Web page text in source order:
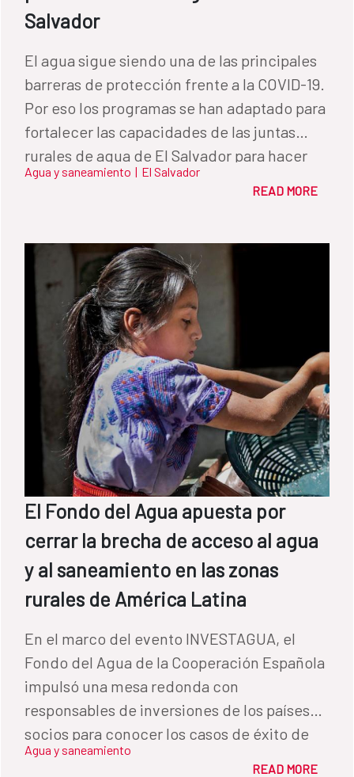
Salvador
El agua sigue siendo una de las principales
barreras de protección frente a la COVID-19.
Por eso los programas se han adaptado para
fortalecer las capacidades de las juntas
rurales de agua de El Salvador para hacer
frente a la pandemia.
Agua y saneamiento | El Salvador
READ MORE
El Fondo del Agua apuesta por
cerrar la brecha de acceso al agua
y al saneamiento en las zonas
rurales de América Latina
En el marco del evento INVESTAGUA, el
Fondo del Agua de la Cooperación Española
impulsó una mesa redonda con
responsables de inversiones de los países
socios para conocer los casos de éxito de
sus operaciones y plantear la necesidad de
Agua y saneamiento
READ MORE